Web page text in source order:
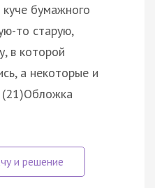
бумажного
то старую,
в которой
а некоторые и
(21)Обложка